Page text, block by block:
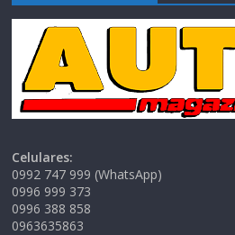
Celulares:
0992 747 999 (WhatsApp)
0996 999 373
0996 388 858
0963635863